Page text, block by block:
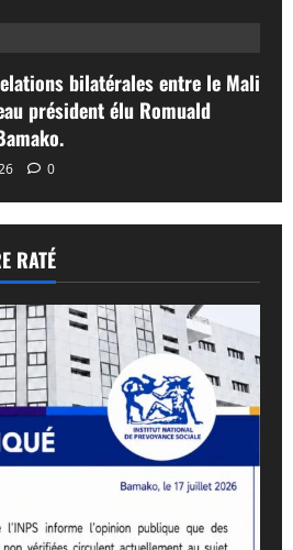
bilatérales entre le Mali
président élu Romuald
0
RATÉ